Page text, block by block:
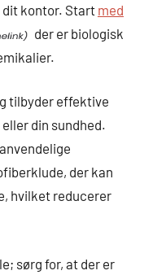
kontor. Start med
der er biologisk
tilbyder effektive
din sundhed.
der kan
hvilket reducerer
sørg for, at der er